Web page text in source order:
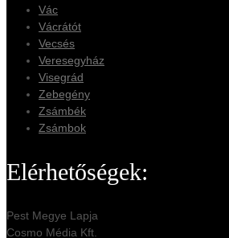
Vác
Vácrátót
Vecsés
Veresegyház
Visegrád
Zebegény
Zsámbék
Zsámbok
Elérhetőségek:
Pest Megye Lapja
Cosmo Média Kft.